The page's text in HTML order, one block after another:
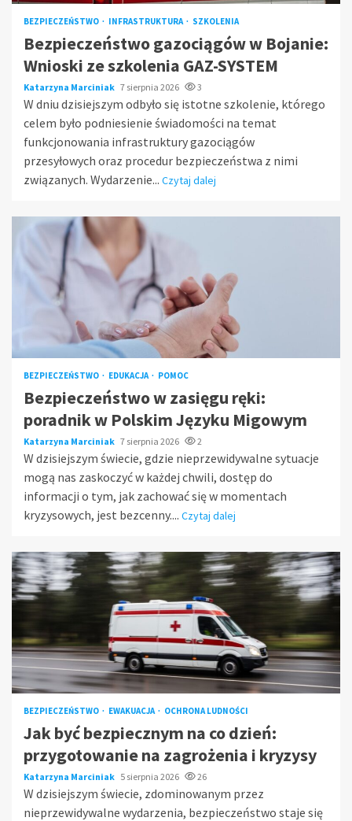
BEZPIECZEŃSTWO INFRASTRUKTURA SZKOLENIA
Bezpieczeństwo gazociągów w Bojanie:
Wnioski ze szkolenia GAZ-SYSTEM
Katarzyna Marciniak 7 sierpnia 2026 3
W dniu dzisiejszym odbyło się istotne szkolenie, którego
celem było podniesienie świadomości na temat
funkcjonowania infrastruktury gazociągów
przesyłowych oraz procedur bezpieczeństwa z nimi
związanych. Wydarzenie... Czytaj dalej
BEZPIECZEŃSTWO EDUKACJA POMOC
Bezpieczeństwo w zasięgu ręki:
poradnik w Polskim Języku Migowym
Katarzyna Marciniak 7 sierpnia 2026 2
W dzisiejszym świecie, gdzie nieprzewidywalne sytuacje
mogą nas zaskoczyć w każdej chwili, dostęp do
informacji o tym, jak zachować się w momentach
kryzysowych, jest bezcenny.... Czytaj dalej
BEZPIECZEŃSTWO EWAKUACJA OCHRONA LUDNOŚCI
Jak być bezpiecznym na co dzień:
przygotowanie na zagrożenia i kryzysy
Katarzyna Marciniak 5 sierpnia 2026 26
W dzisiejszym świecie, zdominowanym przez
nieprzewidywalne wydarzenia, bezpieczeństwo staje się